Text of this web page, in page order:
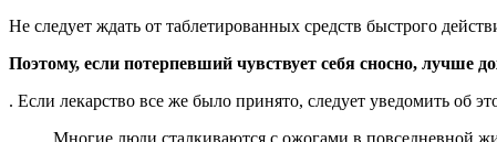
Не следует ждать от таблетированных средств быстрого
Поэтому, если потерпевший чувствует себя сносно,
. Если лекарство все же было принято, следует уведомить об